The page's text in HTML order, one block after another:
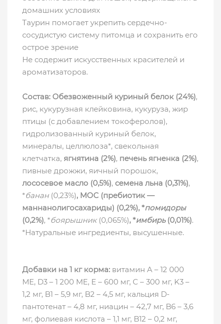
домашних условиях
Таурин помогает укрепить сердечно-
сосудистую систему питомца и сохранить его
острое зрение
Не содержит искусственных красителей и
ароматизаторов.
Состав: Обезвоженный куриный белок (24%),
рис, кукурузная клейковина, кукуруза, жир
птицы (с добавлением токоферолов),
гидролизованный куриный белок,
минералы, целлюлоза*, свекольная
клетчатка, ягнятина (2%), печень ягненка (2%),
пивные дрожжи, яичный порошок,
лососевое масло (0,5%), семена льна (0,31%),
*банан(0,23%), МОС (пребиотик —
маннанолигосахариды) (0,2%), *помидоры
(0,2%), *боярышник(0,065%), *имбирь(0,01%).
*Натуральные ингредиенты, высушенные.
Добавки на 1 кг корма: витамин A – 12 000
МЕ, D3 – 1 200 МЕ, E – 600 мг, C – 300 мг, K3 –
1,2 мг, B1 – 5,9 мг, B2 – 4,5 мг, кальция D-
пантотенат – 4,8 мг, ниацин – 42,7 мг, B6 – 3,6
мг, фолиевая кислота – 1,1 мг, B12 – 0,2 мг,